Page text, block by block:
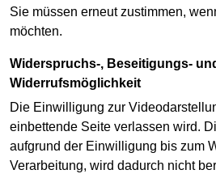
Sie müssen erneut zustimmen,
möchten.
Widerspruchs-, Beseitigungs- und
Widerrufsmöglichkeit
Die Einwilligung zur
einbettende Seite verlassen wird.
aufgrund der Einwilligung bis zum
Verarbeitung, wird dadurch nicht